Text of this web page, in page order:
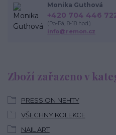
Zboží zařazeno v
PRESS ON NEHTY
VŠECHNY KOLEKCE
NAIL ART
Monika Guthová
+420 704 446
(Po-Pá, 8-18 hod.)
info@remon.cz